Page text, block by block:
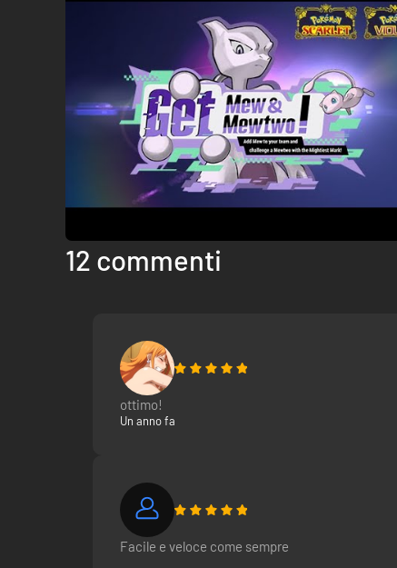
12 commenti
ottimo!
Un anno fa
Facile e veloce come sempre